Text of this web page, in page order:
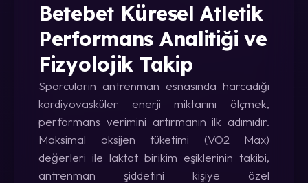
Betebet Küresel Atletik
Performans Analitiği ve
Fizyolojik Takip
Sporcuların antrenman esnasında harcadığı
kardiyovasküler enerji miktarını ölçmek,
performans verimini artırmanın ilk adımıdır.
Maksimal oksijen tüketimi (VO2 Max)
değerleri ile laktat birikim eşiklerinin takibi,
antrenman şiddetini kişiye özel